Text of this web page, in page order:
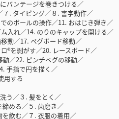
ンテージを巻きつける／
タイピング／８. 書字動作／
ボールの操作／11. おはじき弾き／
れ／14. のりのキャップを開ける／
／17. ペグボード移動／
剝がす／20. レースボード／
22. ピンチペグの移動／
指で円を描く／
する
／３. 髪をとく／
める／５. 歯磨き／
む／７. 衣服の着用／